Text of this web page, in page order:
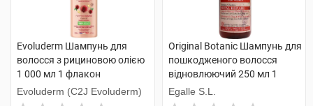
Evoluderm Шампунь для
волосся з рициновою олією
1 000 мл 1 флакон
Evoluderm (C2J Evoluderm)
Original Botanic Шампунь для
пошкодженого волосся
відновлюючий 250 мл 1
флакон
Egalle S.L.